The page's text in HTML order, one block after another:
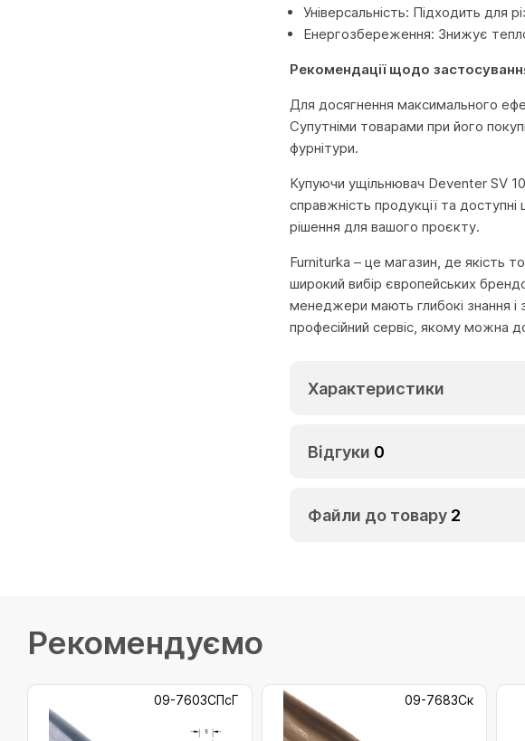
Універсальність: Підходить для
Енергозбереження: Знижує
Рекомендації щодо
Для досягнення максимального
Супутніми товарами при його
фурнітури.
Купуючи ущільнювач Deventer SV
справжність продукції та
рішення для вашого проєкту.
Furniturka – це магазин, де якість
широкий вибір європейських
менеджери мають глибокі знання
професійний сервіс, якому можна
Характеристики
Відгуки 0
Файли до товару 2
Рекомендуємо
09-7603СПсГ 09-7683Ск